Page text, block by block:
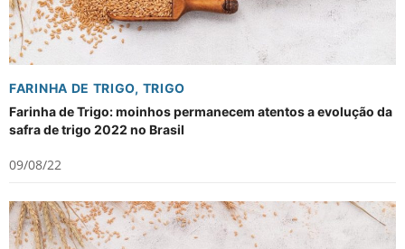
FARINHA DE TRIGO, TRIGO
Farinha de Trigo: moinhos permanecem atentos a evolução da
safra de trigo 2022 no Brasil
09/08/22